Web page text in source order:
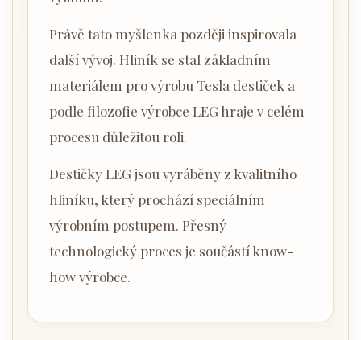
Právě tato myšlenka později inspirovala
další vývoj. Hliník se stal základním
materiálem pro výrobu Tesla destiček a
podle filozofie výrobce LEG hraje v celém
procesu důležitou roli.
Destičky LEG jsou vyráběny z kvalitního
hliníku, který prochází speciálním
výrobním postupem. Přesný
technologický proces je součástí know-
how výrobce.